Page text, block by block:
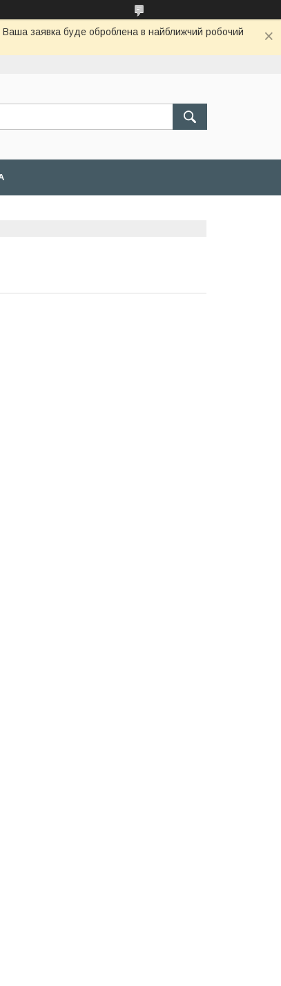
Ваша заявка буде оброблена в найближчий робочий